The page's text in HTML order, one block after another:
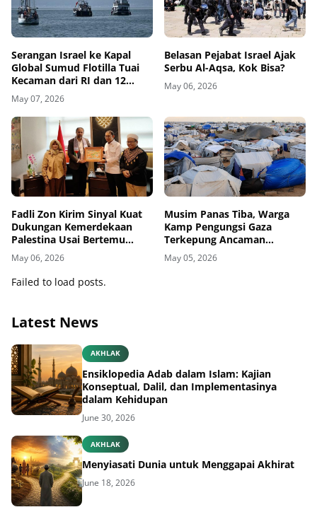
Serangan Israel ke Kapal
Global Sumud Flotilla Tuai
Kecaman dari RI dan 12
Negara
May 07, 2026
Belasan Pejabat Israel Ajak
Serbu Al-Aqsa, Kok Bisa?
May 06, 2026
Fadli Zon Kirim Sinyal Kuat
Dukungan Kemerdekaan
Palestina Usai Bertemu
Delegasi di Kemenbud
May 06, 2026
Musim Panas Tiba, Warga
Kamp Pengungsi Gaza
Terkepung Ancaman
Penyakit Kulit
May 05, 2026
Failed to load posts.
Latest News
AKHLAK
Ensiklopedia Adab dalam Islam: Kajian
Konseptual, Dalil, dan Implementasinya
dalam Kehidupan
June 30, 2026
AKHLAK
Menyiasati Dunia untuk Menggapai Akhirat
June 18, 2026